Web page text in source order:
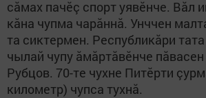
сăмах пачӗç спорт уявӗнче. Вăл
кăна чупма чарăннă. Унччен
та сиктермен. Республикăри
чылай чупу ăмăртăвӗнче
Рубцов. 70-те чухне Питӗрти
километр) чупса тухнă.